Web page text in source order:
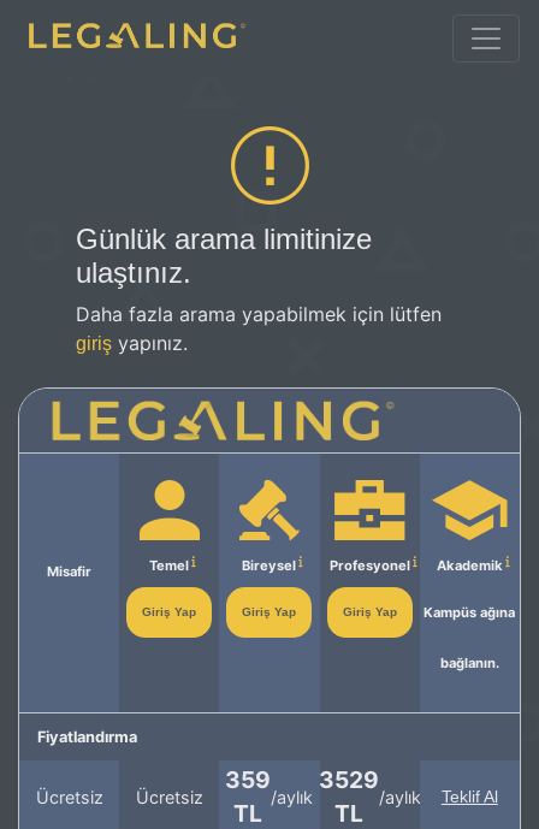
Günlük arama limitinize
ulaştınız.
Daha fazla arama yapabilmek için lütfen
giriş yapınız.
Misafir Temel
Giriş Yap
Bireysel
Giriş Yap
Profesyonel
Giriş Yap
Akademik
Kampüs ağına
bağlanın.
Fiyatlandırma
Ücretsiz Ücretsiz
359
TL
/aylık
3529
TL
/aylık Teklif Al